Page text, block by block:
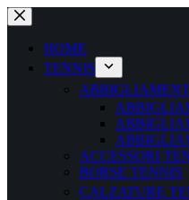
Salta
al
contenutoHOME
TENNIS
ACCESSORI
BORSE TENNIS
CALZATURE